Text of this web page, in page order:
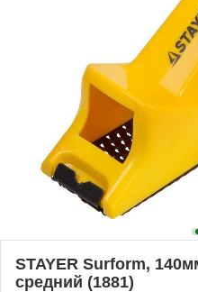
STAYER Surform,
средний (1881)